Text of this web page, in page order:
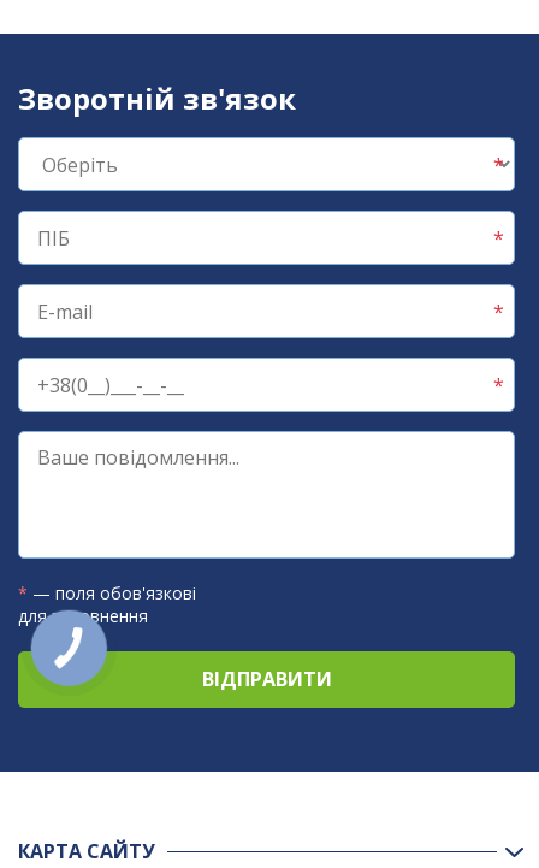
Зворотній зв'язок
* — поля обов'язкові
для заповнення
КАРТА САЙТУ